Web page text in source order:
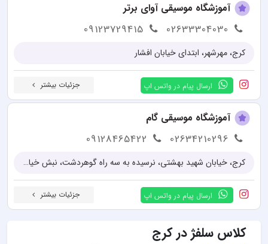
آموزشگاه موسیقی آوای برتر
02633304030
09123729415
کرج، مهرشهر، ابتدای خیابان افشار
ارسال پیام در واتس اپ جزئیات بیشتر
آموزشگاه موسیقی گام
02634210296
09128465422
کرج، خیابان شهید بهشتی، نرسیده به سه راه گوهردشت، نبش خیابان ده متری انقلاب، آموزشگاه موسیقی گام
ارسال پیام در واتس اپ جزئیات بیشتر
کلاس سلفژ در کرج